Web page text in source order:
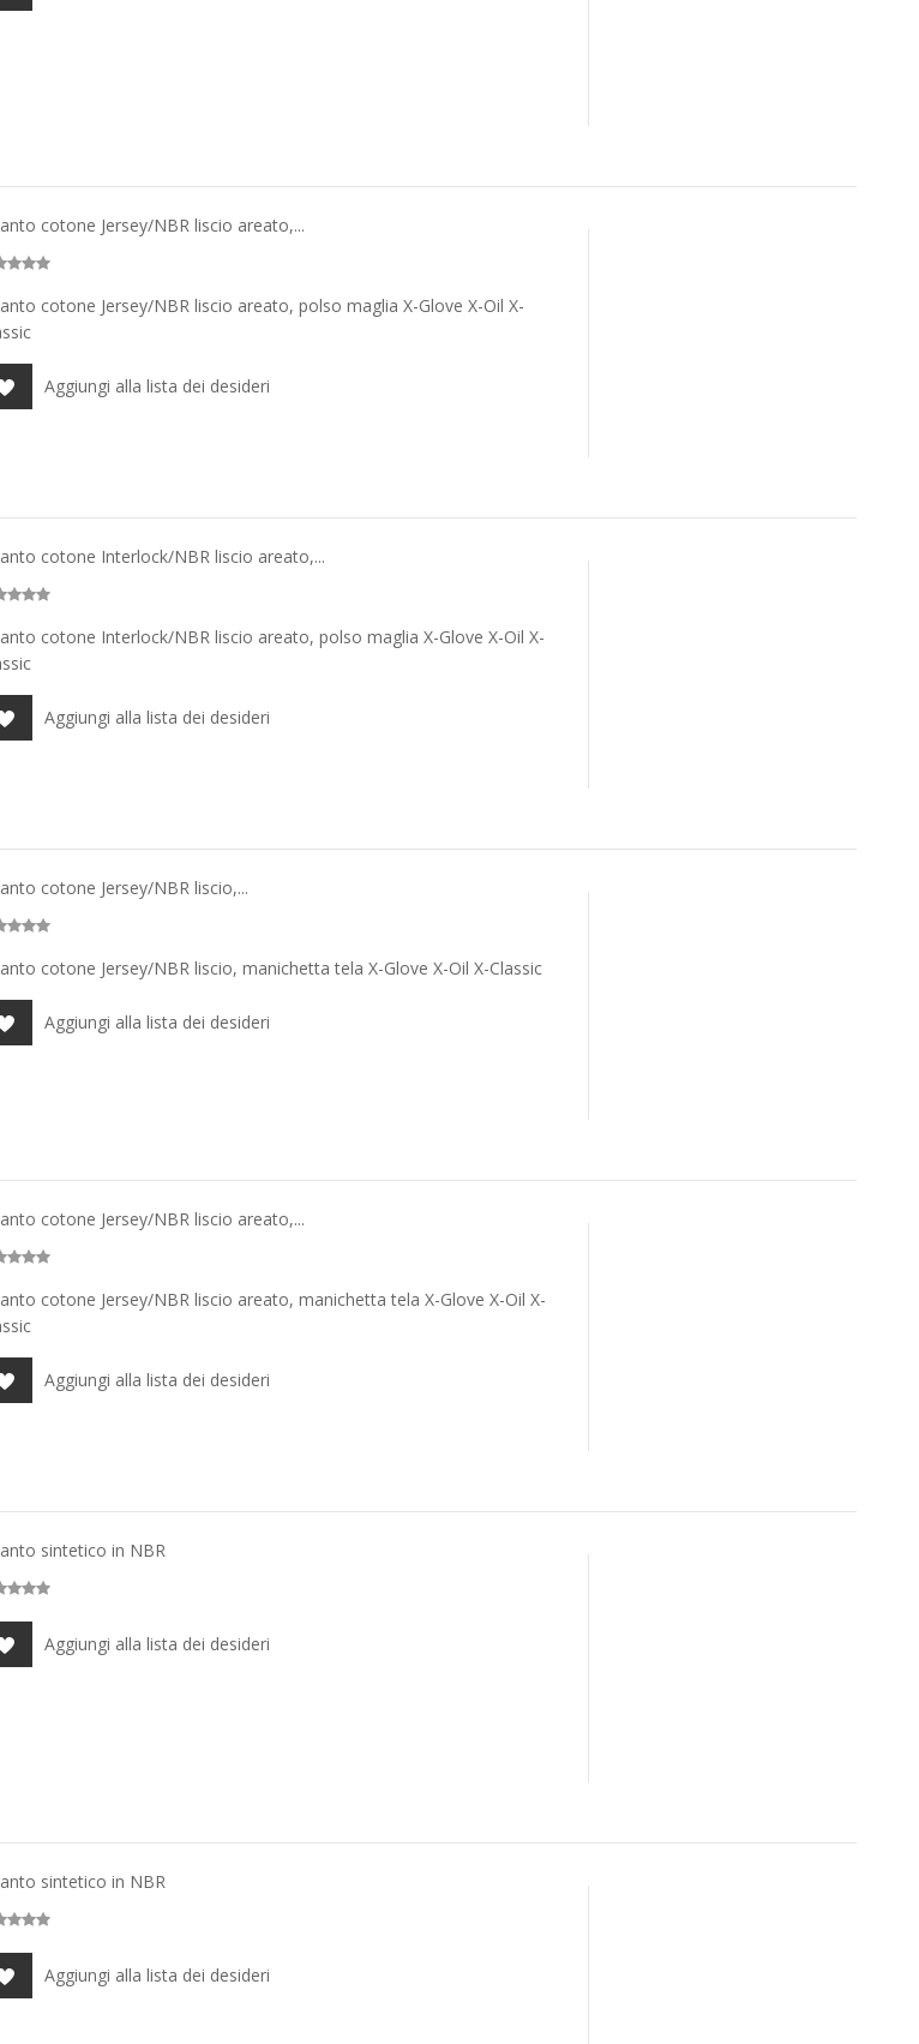
cotone Jersey/NBR liscio areato,...
cotone Jersey/NBR liscio areato, polso maglia X-Glove X-Oil X-
Aggiungi alla lista dei desideri
cotone Interlock/NBR liscio areato,...
cotone Interlock/NBR liscio areato, polso maglia X-Glove X-Oil X-
Aggiungi alla lista dei desideri
cotone Jersey/NBR liscio,...
cotone Jersey/NBR liscio, manichetta tela X-Glove X-Oil X-Classic
Aggiungi alla lista dei desideri
cotone Jersey/NBR liscio areato,...
cotone Jersey/NBR liscio areato, manichetta tela X-Glove X-Oil X-
Aggiungi alla lista dei desideri
sintetico in NBR
Aggiungi alla lista dei desideri
sintetico in NBR
Aggiungi alla lista dei desideri